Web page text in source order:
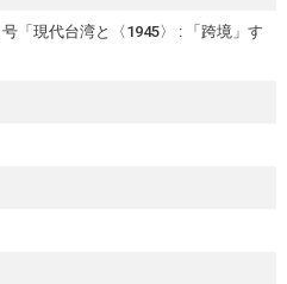
「現代台湾と〈1945〉 : 「跨境」す